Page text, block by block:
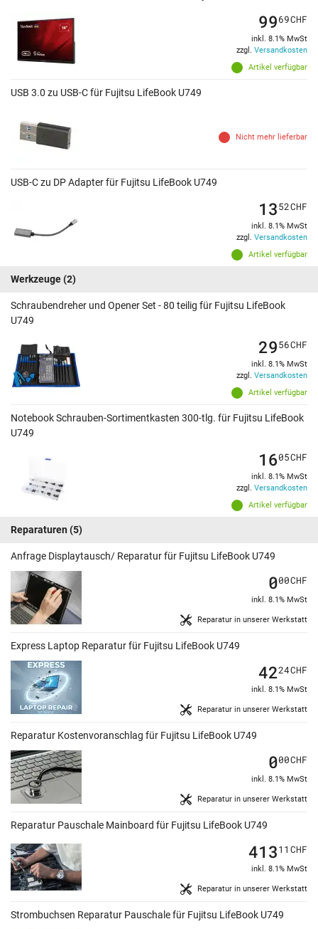
Artikel verfügbar
9969CHF
inkl. 8.1% MwSt
zzgl. Versandkosten
USB 3.0 zu USB-C für Fujitsu LifeBook U749
Nicht mehr lieferbar
USB-C zu DP Adapter für Fujitsu LifeBook U749
Artikel verfügbar
1352CHF
inkl. 8.1% MwSt
zzgl. Versandkosten
Werkzeuge(2)
Schraubendreher und Opener Set - 80 teilig für Fujitsu LifeBook
U749
Artikel verfügbar
2956CHF
inkl. 8.1% MwSt
zzgl. Versandkosten
Notebook Schrauben-Sortimentkasten 300-tlg. für Fujitsu LifeBook
U749
Artikel verfügbar
1605CHF
inkl. 8.1% MwSt
zzgl. Versandkosten
Reparaturen (5)
Anfrage Displaytausch/ Reparatur für Fujitsu LifeBook U749
Reparatur in unserer Werkstatt
000CHF
inkl. 8.1% MwSt
Express Laptop Reparatur für Fujitsu LifeBook U749
Reparatur in unserer Werkstatt
4224CHF
inkl. 8.1% MwSt
Reparatur Kostenvoranschlag für Fujitsu LifeBook U749
Reparatur in unserer Werkstatt
000CHF
inkl. 8.1% MwSt
Reparatur Pauschale Mainboard für Fujitsu LifeBook U749
Reparatur in unserer Werkstatt
41311 CHF
inkl. 8.1% MwSt
Strombuchsen Reparatur Pauschale für Fujitsu LifeBook U749